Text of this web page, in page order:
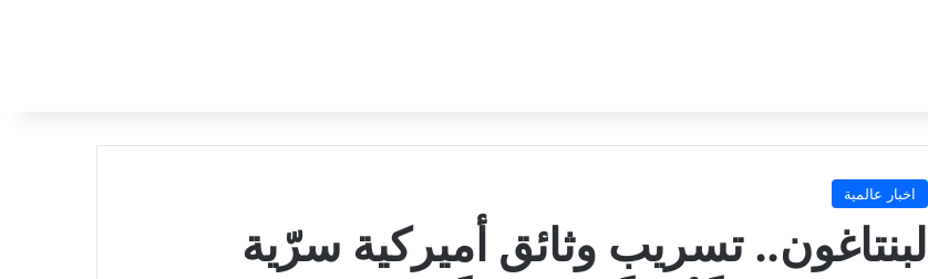
اخبار عالمية
لبنتاغون.. تسريب وثائق أميركية سرّية